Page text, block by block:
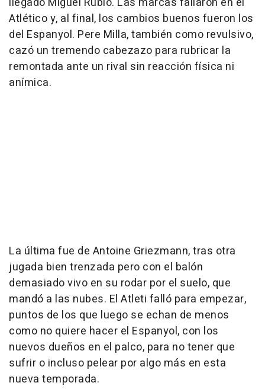
Atlético y, al final, los cambios buenos fueron los
del Espanyol. Pere Milla, también como revulsivo,
cazó un tremendo cabezazo para rubricar la
remontada ante un rival sin reacción física ni
anímica.
La última fue de Antoine Griezmann, tras otra
jugada bien trenzada pero con el balón
demasiado vivo en su rodar por el suelo, que
mandó a las nubes. El Atleti falló para empezar,
puntos de los que luego se echan de menos
como no quiere hacer el Espanyol, con los
nuevos dueños en el palco, para no tener que
sufrir o incluso pelear por algo más en esta
nueva temporada.